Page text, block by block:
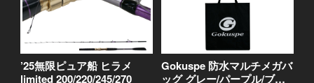
’25無限ピュア船 ヒラメ
limited 200/220/245/270
Gokuspe 防水マルチメガバ
ッグ グレー/パープル/ブラ